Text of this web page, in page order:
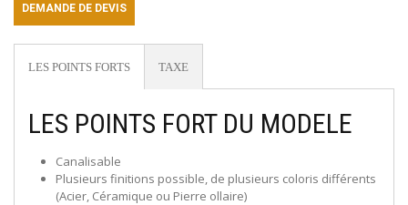
DEMANDE DE DEVIS
LES POINTS FORTS TAXE
LES POINTS FORT DU MODELE
Canalisable
Plusieurs finitions possible, de plusieurs coloris différents
(Acier, Céramique ou Pierre ollaire)